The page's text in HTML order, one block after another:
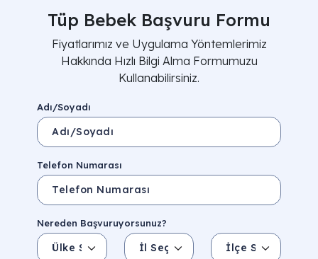
Tüp Bebek Başvuru Formu
Fiyatlarımız ve Uygulama Yöntemlerimiz
Hakkında Hızlı Bilgi Alma Formumuzu
Kullanabilirsiniz.
Adı/Soyadı
Telefon Numarası
Nereden Başvuruyorsunuz?
Ülke Seçin
İl Seçin İlçe Seçin